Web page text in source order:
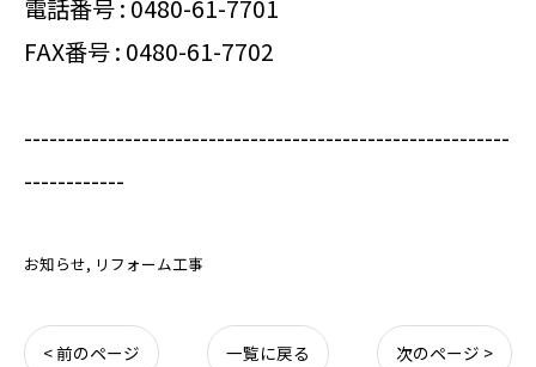
電話番号 : 0480-61-7701
FAX番号 : 0480-61-7702
----------------------------------------------------------
------------
お知らせ リフォーム工事
< 前のページ 一覧に戻る 次のページ >